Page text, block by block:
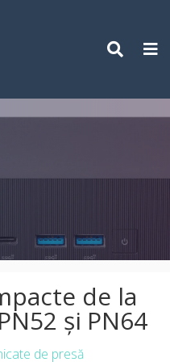
de la
și PN64
de presă